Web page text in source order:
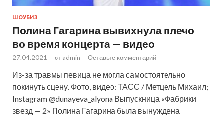
ШОУБИЗ
Полина Гагарина вывихнула плечо
во время концерта — видео
27.04.2021 - от admin - Оставьте комментарий
Из-за травмы певица не могла самостоятельно
покинуть сцену. Фото, видео: ТАСС / Метцель Михаил;
Instagram @dunayeva_alyona Выпускница «Фабрики
звезд — 2» Полина Гагарина была вынуждена